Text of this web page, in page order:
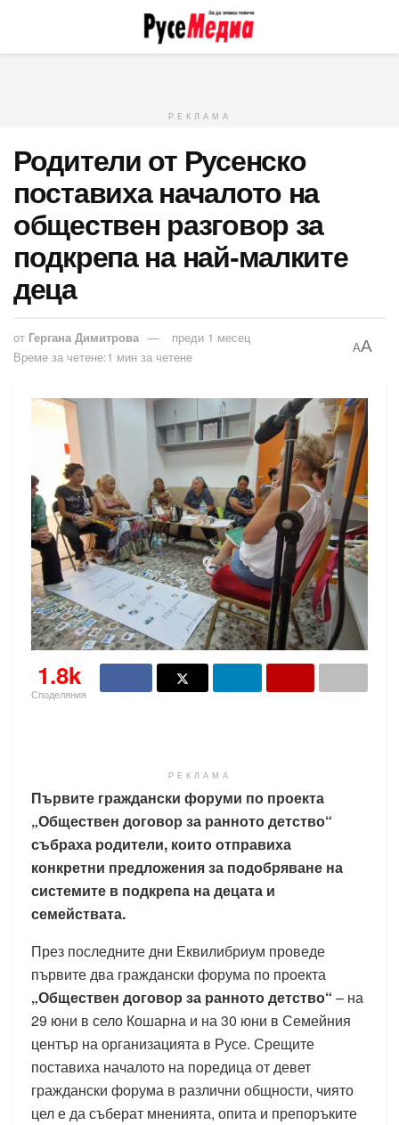
РЕКЛАМА
Родители от Русенско
поставиха началото на
обществен разговор за
подкрепа на най-малките
деца
от Гергана Димитрова
преди 1 месец
Време за четене:1 мин за четене
AA
1.8k
Споделяния
РЕКЛАМА
Първите граждански форуми по проекта
„Обществен договор за ранното детство“
събраха родители, които отправиха
конкретни предложения за подобряване на
системите в подкрепа на децата и
семействата.
През последните дни Еквилибриум проведе
първите два граждански форума по проекта
„Обществен договор за ранното детство“ – на
29 юни в село Кошарна и на 30 юни в Семейния
център на организацията в Русе. Срещите
поставиха началото на поредица от девет
граждански форума в различни общности, чиято
цел е да съберат мненията, опита и препоръките